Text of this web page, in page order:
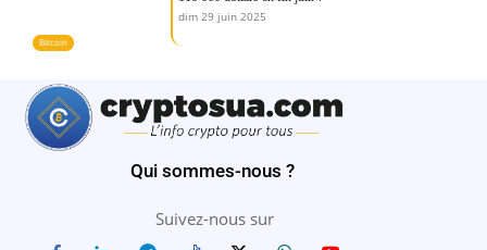
Bitcoin
dim 29 juin 2025
Qui sommes-nous ?
Suivez-nous sur